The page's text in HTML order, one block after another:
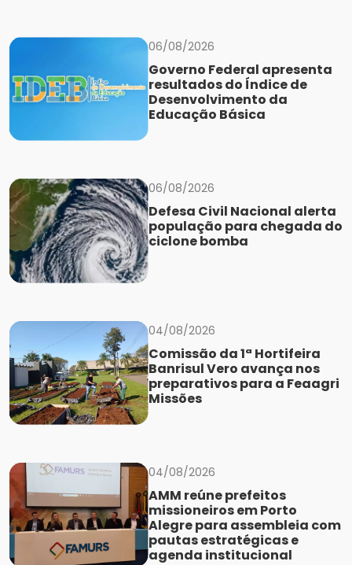
06/08/2026
Governo Federal apresenta
resultados do Índice de
Desenvolvimento da
Educação Básica
06/08/2026
Defesa Civil Nacional alerta
população para chegada do
ciclone bomba
04/08/2026
Comissão da 1ª Hortifeira
Banrisul Vero avança nos
preparativos para a Feaagri
Missões
04/08/2026
AMM reúne prefeitos
missioneiros em Porto
Alegre para assembleia com
pautas estratégicas e
agenda institucional